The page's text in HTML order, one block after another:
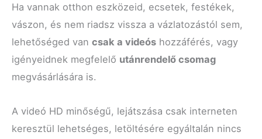
Ha vannak otthon eszközeid, ecsetek, festékek,
vászon, és nem riadsz vissza a vázlatozástól sem,
lehetőséged van csak a videós hozzáférés, vagy
igényeidnek megfelelő utánrendelő csomag
megvásárlására is.
A videó HD minőségű, lejátszása csak interneten
keresztül lehetséges, letöltésére egyáltalán nincs